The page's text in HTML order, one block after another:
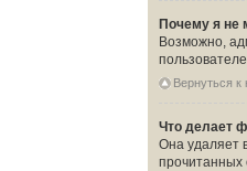
Почему я не
Возможно,
Вернуться к
Что делает
Она удаляет
прочитанных